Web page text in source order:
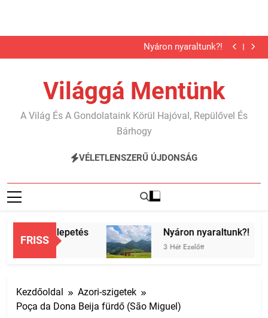
a
Telgárt, a meglepetés
Nyáron nyaraltunk?!
Karib…
Telgárt, a meglepetés
Nyáron nyaraltunk?!
Karib…
Megkutyásodtunk 2. rész
Világgá Mentünk
A Világ És A Gondolataink Körül Hajóval, Repülővel És
Bárhogy
VÉLETLENSZERŰ ÚJDONSÁG
FRISS
a meglepetés Nyáron nyaraltunk?!
3 Hét Ezelőtt
Kezdőoldal
Azori-szigetek
Poça da Dona Beija fürdő (São Miguel)